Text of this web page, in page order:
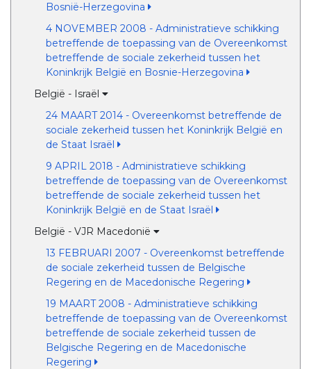
Bosnië-Herzegovina
4 NOVEMBER 2008 - Administratieve schikking
betreffende de toepassing van de Overeenkomst
betreffende de sociale zekerheid tussen het
Koninkrijk België en Bosnie-Herzegovina
België - Israël
24 MAART 2014 - Overeenkomst betreffende de
sociale zekerheid tussen het Koninkrijk België en
de Staat Israël
9 APRIL 2018 - Administratieve schikking
betreffende de toepassing van de Overeenkomst
betreffende de sociale zekerheid tussen het
Koninkrijk België en de Staat Israël
België - VJR Macedonië
13 FEBRUARI 2007 - Overeenkomst betreffende
de sociale zekerheid tussen de Belgische
Regering en de Macedonische Regering
19 MAART 2008 - Administratieve schikking
betreffende de toepassing van de Overeenkomst
betreffende de sociale zekerheid tussen de
Belgische Regering en de Macedonische
Regering